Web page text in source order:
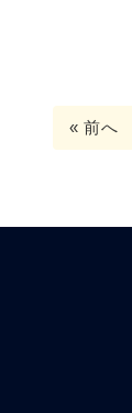
« 前へ